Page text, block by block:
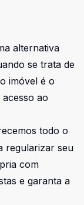
alternativa
se trata de
imóvel é o
ao
todo o
regularizar seu
com
e garanta a